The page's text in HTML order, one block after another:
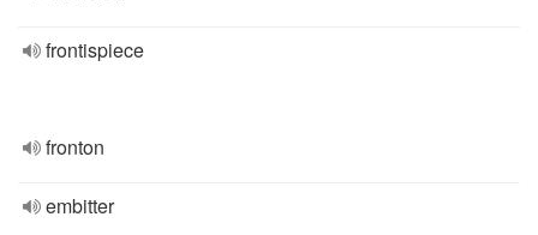
frontispiece
fronton
embitter